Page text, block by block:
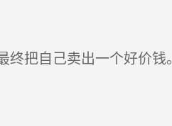
把自己卖出一个好价钱。